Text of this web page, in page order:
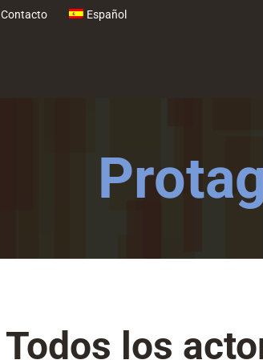
Contacto Español
Todos los